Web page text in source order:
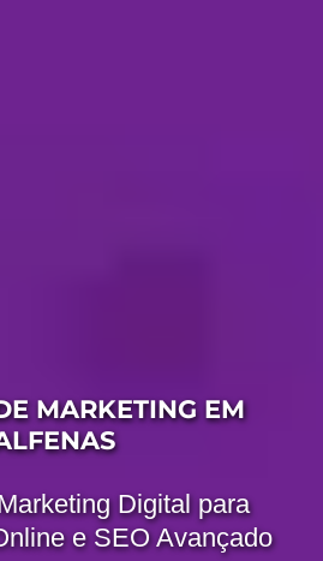
MARKETING EM
Digital para
e SEO Avançado